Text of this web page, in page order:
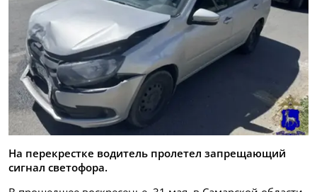
На перекрестке водитель пролетел запрещающий
сигнал светофора.